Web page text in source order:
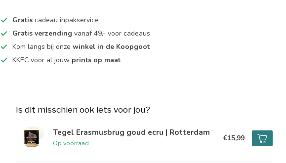
Gratis cadeau inpakservice
Gratis verzending vanaf 49,- voor cadeaus
Kom langs bij onzewinkel in de Koopgoot
KKEC voor al jouw prints op maat
Is dit misschien ook iets voor jou?
Tegel Erasmusbrug goud ecru | Rotterdam
Op voorraad
€15,99